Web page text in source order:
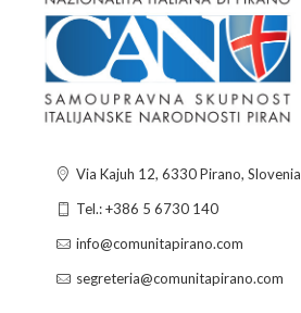
Via Kajuh 12, 6330 Pirano, Slovenia
Tel.: +386 5 6730 140
info@comunitapirano.com
segreteria@comunitapirano.com